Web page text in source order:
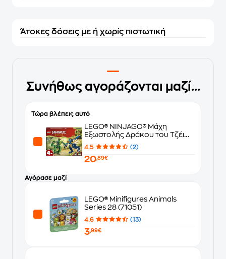
Άτοκες δόσεις με ή χωρίς πιστωτική
Συνήθως αγοράζονται μαζί...
Τώρα βλέπεις αυτό
LEGO® NINJAGO® Μάχη
Εξωστολής Δράκου του Τζέι
(71853)
4.5 (2)
20,89€
Αγόρασε μαζί
LEGO® Minifigures Animals
Series 28 (71051)
4.6 (13)
3,99€